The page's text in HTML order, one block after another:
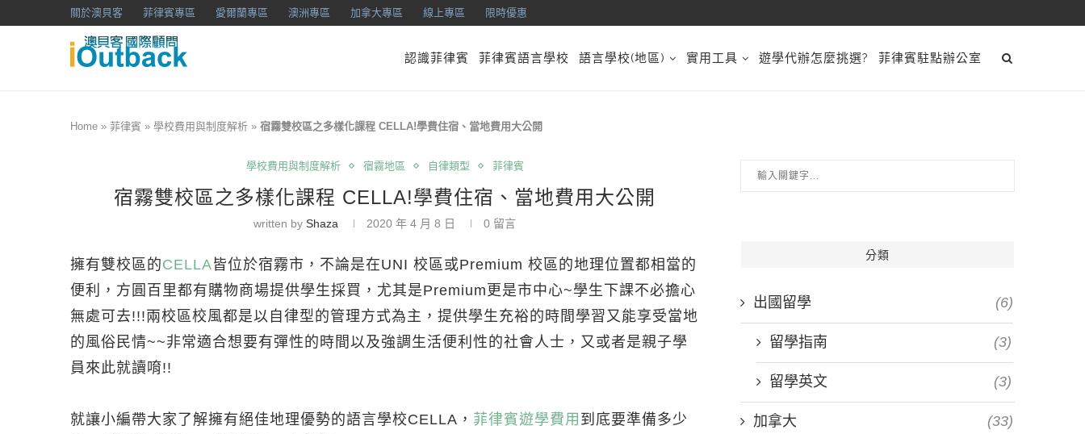
關於澳貝客 菲律賓專區 愛爾蘭專區 澳洲專區 加拿大專區 線上專區 限時優惠
認識菲律賓 菲律賓語言學校 語言學校(地區) 實用工具 遊學代辦怎麼挑選? 菲律賓駐點辦公室
Home » 菲律賓 » 學校費用與制度解析 » 宿霧雙校區之多樣化課程 CELLA!學費住宿、當地費用大公開
學校費用與制度解析 宿霧地區 自律類型 菲律賓
宿霧雙校區之多樣化課程 CELLA!學費住宿、當地費用大公開
written byShaza 2020 年 4 月 8 日 0 留言
擁有雙校區的CELLA皆位於宿霧市，不論是在UNI 校區或Premium 校區的地理位置都相當的
便利，方圓百里都有購物商場提供學生採買，尤其是Premium更是市中心~學生下課不必擔心
無處可去!!!兩校區校風都是以自律型的管理方式為主，提供學生充裕的時間學習又能享受當地
的風俗民情~~非常適合想要有彈性的時間以及強調生活便利性的社會人士，又或者是親子學
員來此就讀唷!!
就讓小編帶大家了解擁有絕佳地理優勢的語言學校CELLA， 菲律賓遊學費用 到底要準備多少
分類
出國留學 (6)
留學指南 (3)
留學英文 (3)
加拿大 (33)